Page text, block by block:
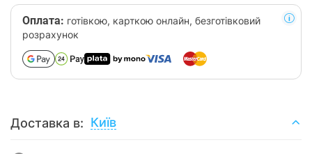
Оплата: готівкою, карткою онлайн, безготівковий
розрахунок
Доставка в: Київ